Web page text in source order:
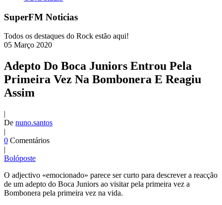
SuperFM Noticias
Todos os destaques do Rock estão aqui!
05 Março 2020
Adepto Do Boca Juniors Entrou Pela
Primeira Vez Na Bombonera E Reagiu
Assim
|
De nuno.santos
|
0 Comentários
|
Bolóposte
O adjectivo «emocionado» parece ser curto para descrever a reacção
de um adepto do Boca Juniors ao visitar pela primeira vez a
Bombonera pela primeira vez na vida.